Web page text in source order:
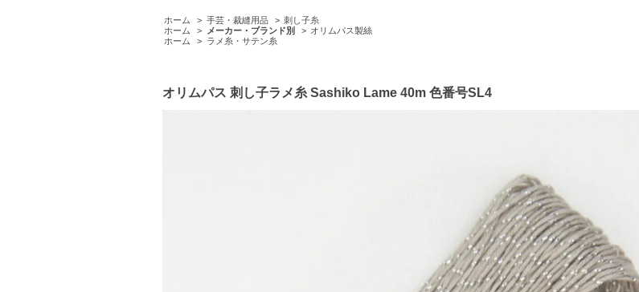
ホーム > 手芸・裁縫用品 > 刺し子糸
ホーム
> メーカー・ブランド別 > オリムパス製絲
ホーム
> ラメ糸・サテン糸
オリムパス 刺し子ラメ糸 Sashiko Lame 40m 色番号SL4